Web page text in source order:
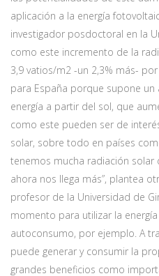
aplicación a la energía
investigador posdoctoral en la
como este incremento de la
3,9 vatios/m2 -un 2,3% más-
para España porque supone
energía a partir del sol, que
como este pueden ser de
solar, sobre todo en países
tenemos mucha radiación solar
ahora nos llega más”, plantea
profesor de la Universidad de
momento para utilizar la
autoconsumo, por ejemplo. A
puede generar y consumir la
grandes beneficios como